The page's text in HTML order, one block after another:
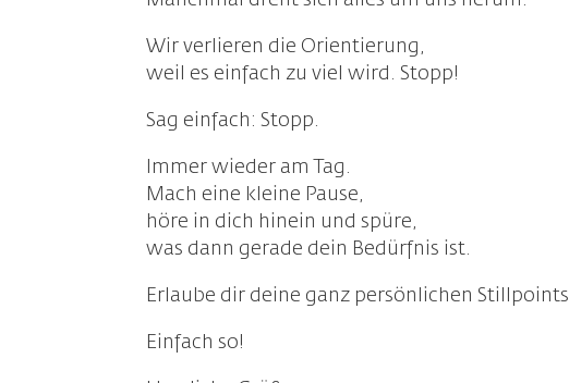
Wir verlieren die Orientierung,
weil es einfach zu viel wird. Stopp!
Sag einfach: Stopp.
Immer wieder am Tag.
Mach eine kleine Pause,
höre in dich hinein und spüre,
was dann gerade dein Bedürfnis ist.
Erlaube dir deine ganz persönlichen Stillpoints.
Einfach so!